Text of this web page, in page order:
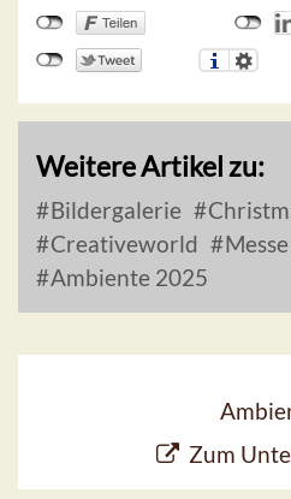
Weitere Artikel zu:
Bildergalerie
Creativeworld
Ambiente 2025
Zum